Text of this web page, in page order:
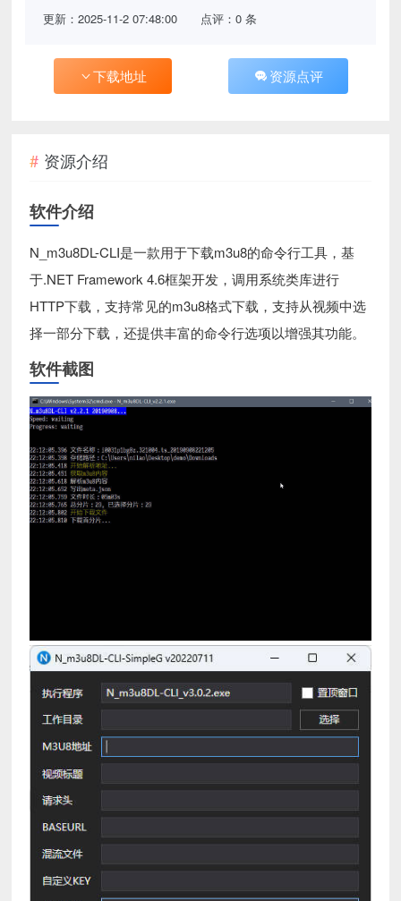
更新：2025-11-2 07:48:00 点评：0 条
下载地址 资源点评
资源介绍
软件介绍
N_m3u8DL-CLI是一款用于下载m3u8的命令行工具，基
于.NET Framework 4.6框架开发，调用系统类库进行
HTTP下载，支持常见的m3u8格式下载，支持从视频中选
择一部分下载，还提供丰富的命令行选项以增强其功能。
软件截图